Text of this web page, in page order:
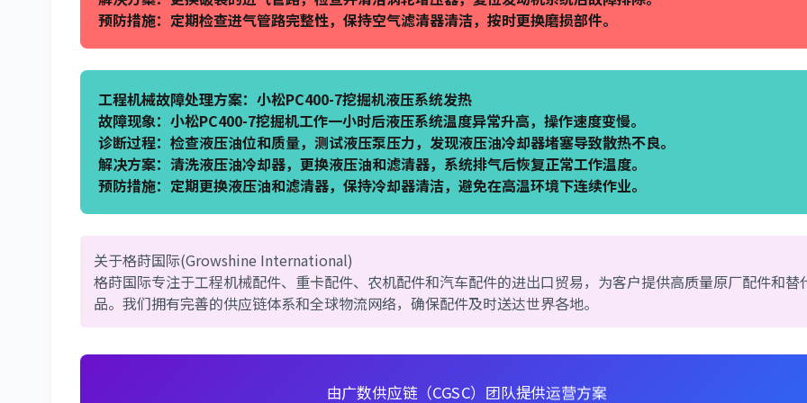
预防措施：定期检查进气管路完整性，保持空气滤清器清洁，按时更换磨损部件。
工程机械故障处理方案：小松PC400-7挖掘机液压系统发热
故障现象：小松PC400-7挖掘机工作一小时后液压系统温度异常升高，操作速度变慢。
诊断过程：检查液压油位和质量，测试液压泵压力，发现液压油冷却器堵塞导致散热不良。
解决方案：清洗液压油冷却器，更换液压油和滤清器，系统排气后恢复正常工作温度。
预防措施：定期更换液压油和滤清器，保持冷却器清洁，避免在高温环境下连续作业。
关于格莳国际(Growshine International)
格莳国际专注于工程机械配件、重卡配件、农机配件和汽车配件的进出口贸易，为客户提供高质量原厂配件和替
品。我们拥有完善的供应链体系和全球物流网络，确保配件及时送达世界各地。
由广数供应链（CGSC）团队提供运营方案